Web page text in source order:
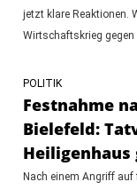
jetzt klare Reaktionen.
Wirtschaftskrieg gegen
POLITIK
Festnahme
Bielefeld:
Heiligenhaus
Nach einem Angriff